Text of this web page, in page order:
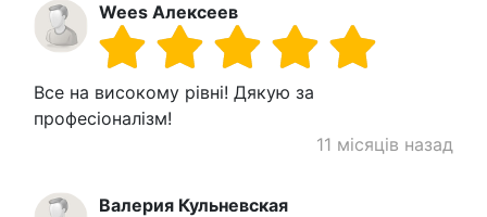
Wees Алексеев
Все на високому рівні! Дякую за
професіоналізм!
11 місяців назад
Валерия Кульневская